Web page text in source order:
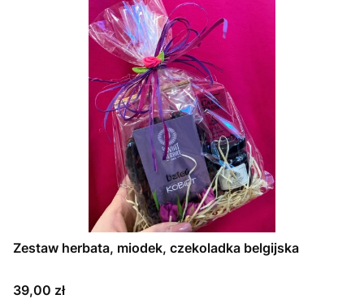
Zestaw herbata, miodek, czekoladka belgijska
Cena
39,00 zł